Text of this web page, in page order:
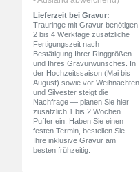
Lieferzeit bei Gravur:
Trauringe mit Gravur benötigen
2 bis 4 Werktage zusätzliche
Fertigungszeit nach
Bestätigung Ihrer Ringgrößen
und Ihres Gravurwunsches. In
der Hochzeitssaison (Mai bis
August) sowie vor Weihnachten
und Silvester steigt die
Nachfrage — planen Sie hier
zusätzlich 1 bis 2 Wochen
Puffer ein. Haben Sie einen
festen Termin, bestellen Sie
Ihre inklusive Gravur am
besten frühzeitig.